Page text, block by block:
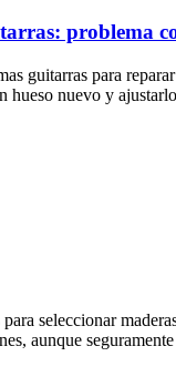
problema
guitarras para
hueso nuevo y
seleccionar
aunque